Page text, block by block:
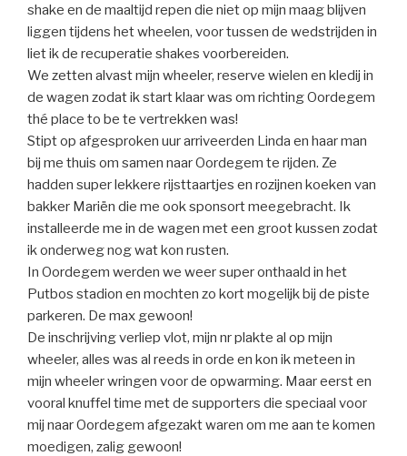
shake en de maaltijd repen die niet op mijn maag blijven
liggen tijdens het wheelen, voor tussen de wedstrijden in
liet ik de recuperatie shakes voorbereiden.
We zetten alvast mijn wheeler, reserve wielen en kledij in
de wagen zodat ik start klaar was om richting Oordegem
thé place to be te vertrekken was!
Stipt op afgesproken uur arriveerden Linda en haar man
bij me thuis om samen naar Oordegem te rijden. Ze
hadden super lekkere rijsttaartjes en rozijnen koeken van
bakker Mariën die me ook sponsort meegebracht. Ik
installeerde me in de wagen met een groot kussen zodat
ik onderweg nog wat kon rusten.
In Oordegem werden we weer super onthaald in het
Putbos stadion en mochten zo kort mogelijk bij de piste
parkeren. De max gewoon!
De inschrijving verliep vlot, mijn nr plakte al op mijn
wheeler, alles was al reeds in orde en kon ik meteen in
mijn wheeler wringen voor de opwarming. Maar eerst en
vooral knuffel time met de supporters die speciaal voor
mij naar Oordegem afgezakt waren om me aan te komen
moedigen, zalig gewoon!